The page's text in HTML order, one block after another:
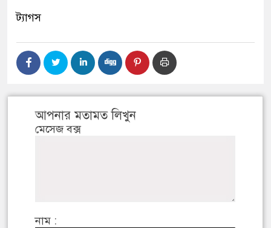
ট্যাগস
আপনার মতামত লিখুন
মেসেজ বক্স
নাম :